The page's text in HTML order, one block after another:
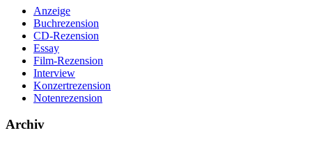
Anzeige
Buchrezension
CD-Rezension
Essay
Film-Rezension
Interview
Konzertrezension
Notenrezension
Archiv